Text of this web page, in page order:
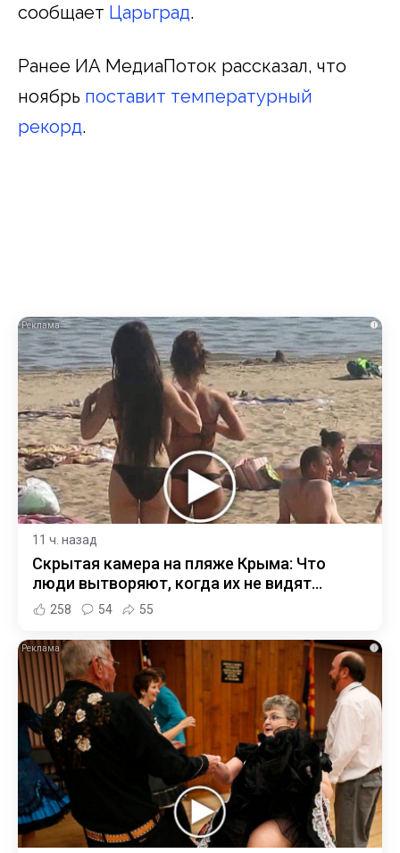
сообщает Царьград.
Ранее ИА МедиаПоток рассказал, что
ноябрь поставит температурный
рекорд.
i
11 ч. назад
Скрытая камера на пляже Крыма: Что
люди вытворяют, когда их не видят...
258 54 55
i